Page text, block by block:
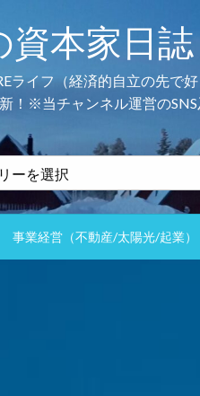
本家日
ライフ（経済的自立の先
！※当チャンネル運営の
事業経営（不動産/太陽光/起業）